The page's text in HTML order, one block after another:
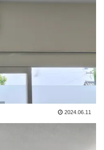
2024.06.11